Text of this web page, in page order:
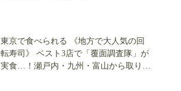
東京で食べられる 《地方で大人気の回
転寿司》 ベスト3店で「覆面調査隊」が
実食…！瀬戸内・九州・富山から取り寄